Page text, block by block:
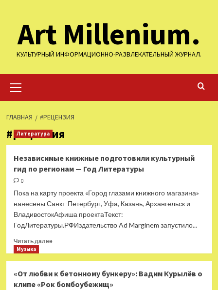
содержимому
Art Millenium.
КУЛЬТУРНЫЙ ИНФОРМАЦИОННО-РАЗВЛЕКАТЕЛЬНЫЙ ЖУРНАЛ.
меню
ГЛАВНАЯ #РЕЦЕНЗИЯ
#рецензия
Литература
Независимые книжные подготовили культурный
гид по регионам — Год Литературы
0
Пока на карту проекта «Город глазами книжного магазина»
нанесены Санкт-Петербург, Уфа, Казань, Архангельск и
ВладивостокАфиша проектаТекст:
ГодЛитературы.РФИздательство Ad Marginem запустило...
Читать далееПрочитать
книжные
подготовили
Музыка
«От любви к бетонному бункеру»: Вадим Курылёв о
клипе «Рок бомбоубежищ»